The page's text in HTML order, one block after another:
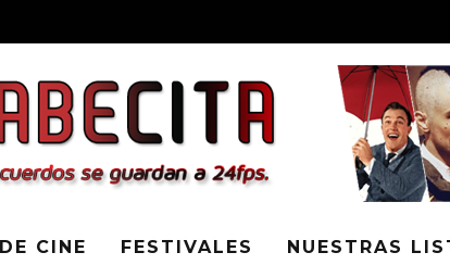
CINE FESTIVALES NUESTRAS